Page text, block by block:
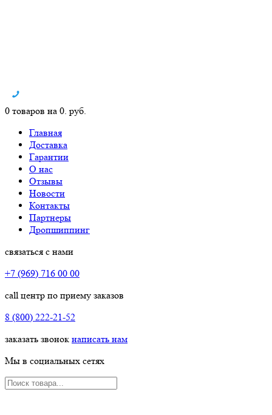
0 товаров на 0. руб.
Главная
Доставка
Гарантии
О нас
Отзывы
Новости
Контакты
Партнеры
Дропшиппинг
связаться с нами
+7 (969) 716 00 00
call центр по приему заказов
8 (800) 222-21-52
заказать звонок написать нам
Мы в социальных сетях